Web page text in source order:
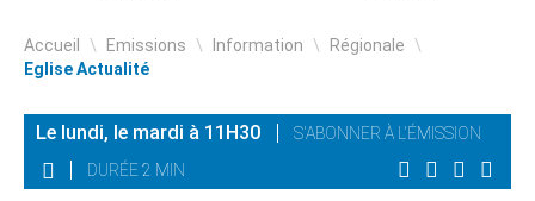
Accueil \ Emissions \ Information \ Régionale \
Eglise Actualité
Le lundi, le mardi à 11H30
S'ABONNER À L'ÉMISSION
DURÉE 2 MIN